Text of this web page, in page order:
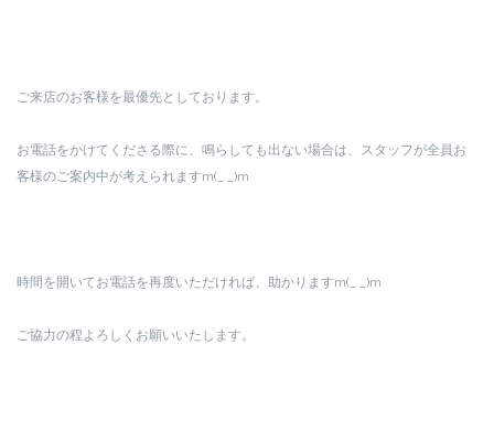
ご来店のお客様を最優先としております。
お電話をかけてくださる際に、鳴らしても出ない場合は、スタッフが全員お
客様のご案内中が考えられますm(_ _)m
時間を開いてお電話を再度いただければ、助かりますm(_ _)m
ご協力の程よろしくお願いいたします。